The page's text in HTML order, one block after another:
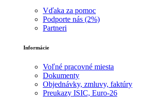
Vďaka za pomoc
Podporte nás (2%)
Partneri
Informácie
Voľné pracovné miesta
Dokumenty
Objednávky, zmluvy, faktúry
Preukazy ISIC, Euro-26